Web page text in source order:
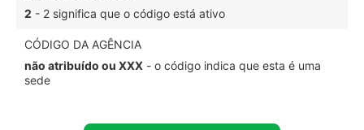
2 - 2 significa que o código está ativo
CÓDIGO DA AGÊNCIA
não atribuído ou XXX - o código indica que esta é uma
sede